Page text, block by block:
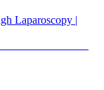
Laparoscopy |